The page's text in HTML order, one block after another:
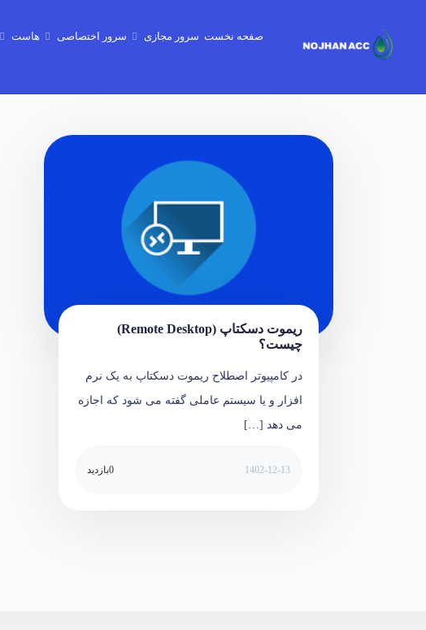
صفحه نخست سرور مجازی سرور اختصاصی هاست
ریموت دسکتاپ (Remote Desktop)
چیست؟
در کامپیوتر اصطلاح ریموت دسکتاپ به یک نرم
افزار و یا سیستم عاملی گفته می شود که اجازه
می دهد […]
1402-12-13
0بازدید